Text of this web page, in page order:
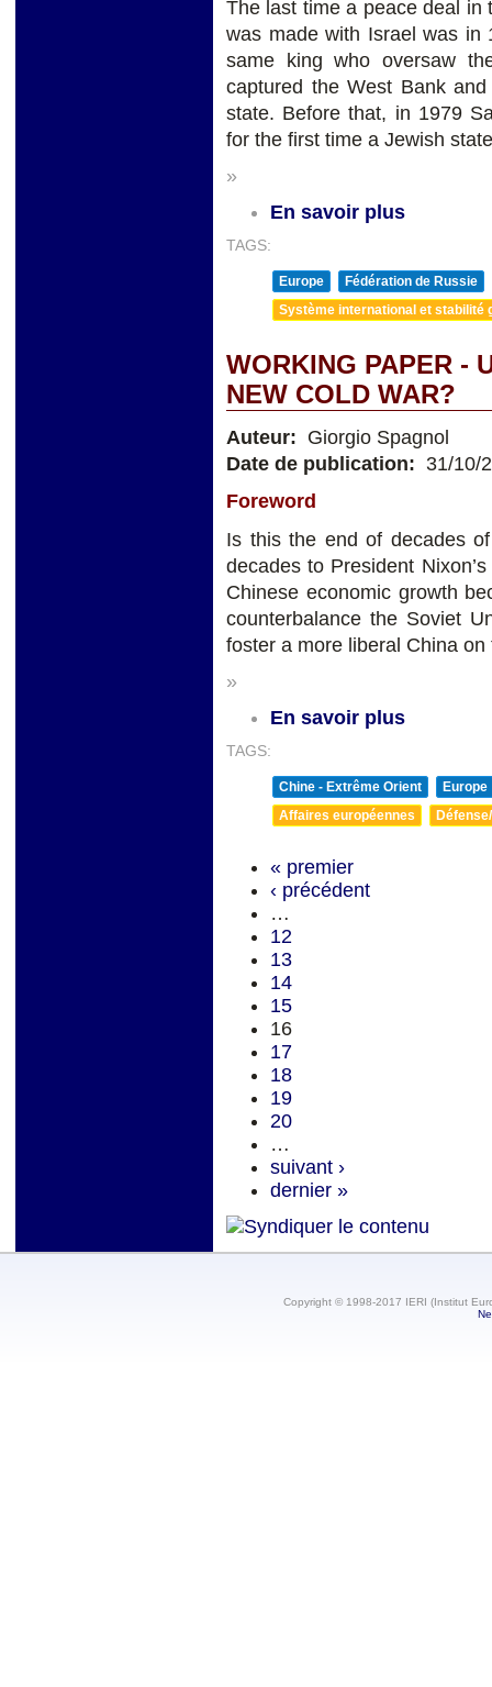
The last time a peace deal in
was made with Israel was in
same king who oversaw
captured the West Bank
state. Before that, in 1979
for the first time a Jewish
»
En savoir plus
TAGS:
Europe
Fédération de Russie
Système international et stabilité
WORKING PAPER -
NEW COLD WAR?
Auteur: Giorgio Spagnol
Date de publication: 31/10/
Foreword
Is this the end of decades
decades to President
Chinese economic growth
counterbalance the Soviet
foster a more liberal China
»
En savoir plus
TAGS:
Chine - Extrême Orient
Europe
Affaires européennes
« premier
‹ précédent
…
12
13
14
15
16
17
18
19
20
…
suivant ›
dernier »
Copyright © 1998-2017 IERI (Institut